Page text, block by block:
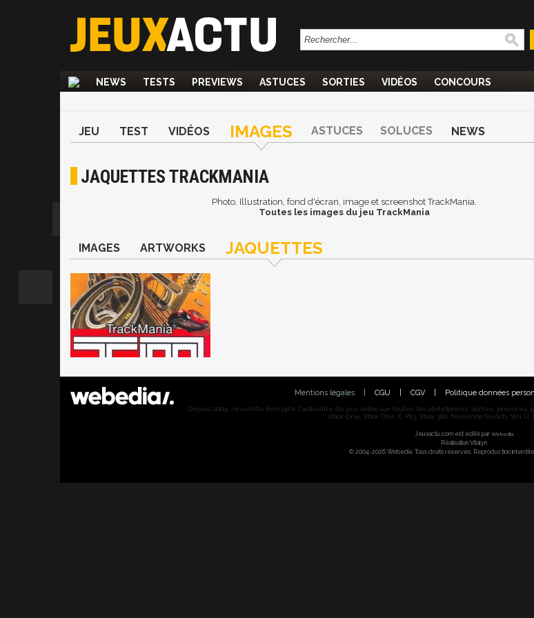
NEWS TESTS PREVIEWS ASTUCES SORTIES VIDÉOS CONCOURS
JEU TEST VIDÉOS IMAGES ASTUCES SOLUCES NEWS
JAQUETTES TRACKMANIA
Photo, Illustration, fond d'écran, image et screenshot TrackMania.
Toutes les images du jeu TrackMania
IMAGES ARTWORKS JAQUETTES
Mentions légales CGU CGV Politique données
Depuis 2004, JeuxActu décrypte l'actualité du jeu vidéo sur toutes les plateformes. Sorties, previews,
Xbox One, Xbox One X, PS3, Xbox 360, Nintendo Switch, Wii U,
Jeuxactu.com est édité par Webedia
Réalisation Vitalyn
© 2004-2026 Webedia. Tous droits réservés. Reproduction interdite